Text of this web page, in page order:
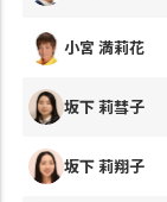
小宮 満莉花
坂下 莉彗子
坂下 莉翔子